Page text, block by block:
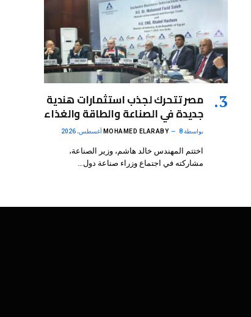
مصر تتحرك لجذب استثمارات هندية
جديدة في الصناعة والطاقة والغذاء
بواسطة MOHAMED ELARABY 8 أغسطس، 2026
اختتم المهندس خالد هاشم، وزير الصناعة،
مشاركته في اجتماع وزراء صناعة دول…